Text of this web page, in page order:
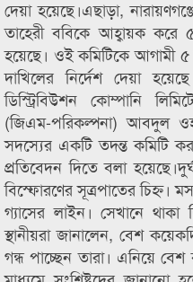
দেয়া হয়েছে।এছাড়া,
তাহেরী ববিকে আহ্বায়ক
হয়েছে। ওই কমিটিকে আগামী ৫
দাখিলের নির্দেশ দেয়া
ডিস্ট্রিবিউশন কোম্পানি
(জিএম-পরিকল্পনা) আবদুল
সদস্যের একটি তদন্ত কমিটি
প্রতিবেদন দিতে বলা
বিস্ফোরণের সূত্রপাতের চিহ্ন।
গ্যাসের লাইন। সেখানে থাকা
স্থানীয়রা জানালেন, বেশ
গন্ধ পাচ্ছেন তারা। এনিয়ে